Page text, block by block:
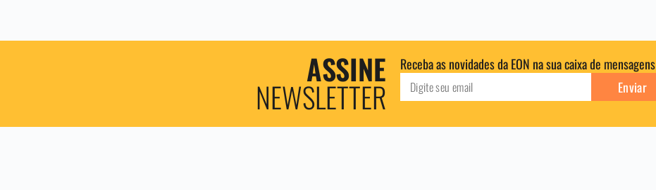
ASSINE
NEWSLETTER
Receba as novidades da EON na sua caixa de mensagens
Enviar